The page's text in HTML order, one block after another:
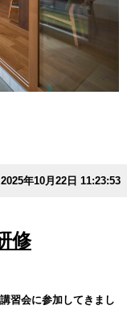
2025年10月22日 11:23:53
修
習会に参加してきまし